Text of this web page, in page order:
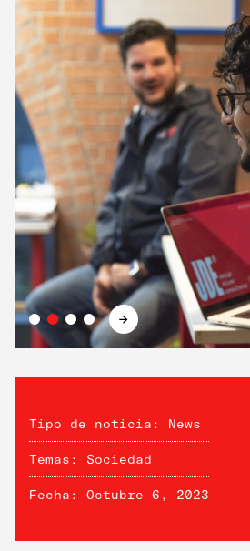
→
Tipo de noticia: News
Temas: Sociedad
Fecha: Octubre 6, 2023